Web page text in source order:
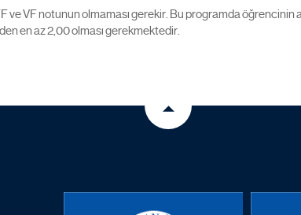
VF notunun olmaması gerekir. Bu programda
en az 2,00 olması gerekmektedir.